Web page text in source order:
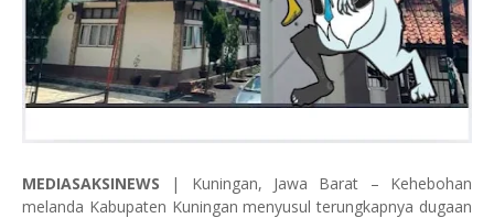
MEDIASAKSINEWS | Kuningan, Jawa Barat – Kehebohan
melanda Kabupaten Kuningan menyusul terungkapnya dugaan